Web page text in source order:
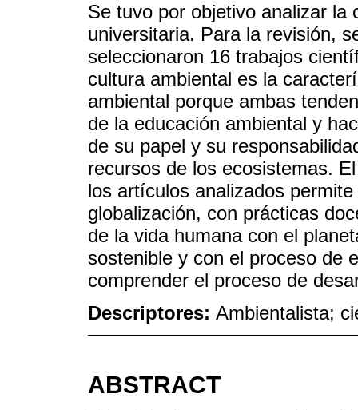
Se tuvo por objetivo analizar la
universitaria. Para la revisión,
seleccionaron 16 trabajos
cultura ambiental es la
ambiental porque ambas
de la educación ambiental y
de su papel y su
recursos de los ecosistemas.
los artículos analizados
globalización, con prácticas
de la vida humana con el
sostenible y con el proceso de
comprender el proceso de
Descriptores: Ambientalista;
ABSTRACT